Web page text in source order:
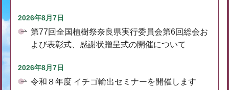
2026年8月7日
第77回全国植樹祭奈良県実行委員会第6回総会お
よび表彰式、感謝状贈呈式の開催について
2026年8月7日
令和８年度 イチゴ輸出セミナーを開催します